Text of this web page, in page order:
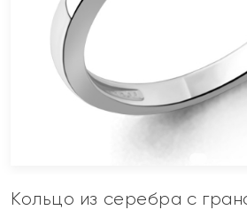
Кольцо из серебра с